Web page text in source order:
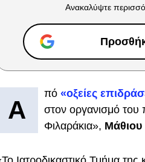
Ανακαλύψτε
Α
πό «οξείες
στον οργανισμό του
Φιλαράκια», Μάθιου